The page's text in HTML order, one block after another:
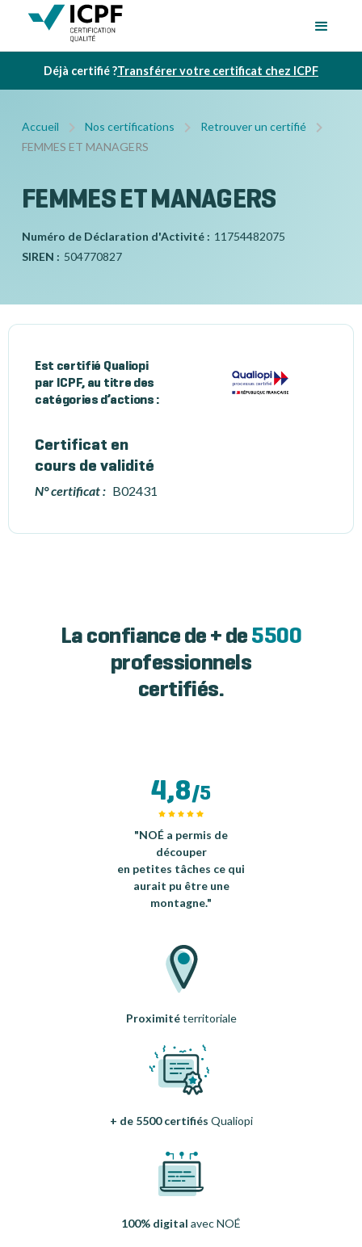
Déjà certifié ?Transférer votre certificat chez ICPF
Accueil Nos certifications
Retrouver un certifié
FEMMES ET MANAGERS
FEMMES ET MANAGERS
Numéro de Déclaration d'Activité : 11754482075
SIREN : 504770827
Est certifié Qualiopi
par ICPF, au titre des
catégories d’actions :
Certificat en
cours de validité
N° certificat : B02431
La confiance de + de 5500
professionnels
certifiés.
+ de 5500 certifiés Qualiopi
100% digital avec NOÉ
4,8/5
"NOÉ a permis de
découper
en petites tâches ce qui
aurait pu être une
montagne."
Proximitéterritoriale